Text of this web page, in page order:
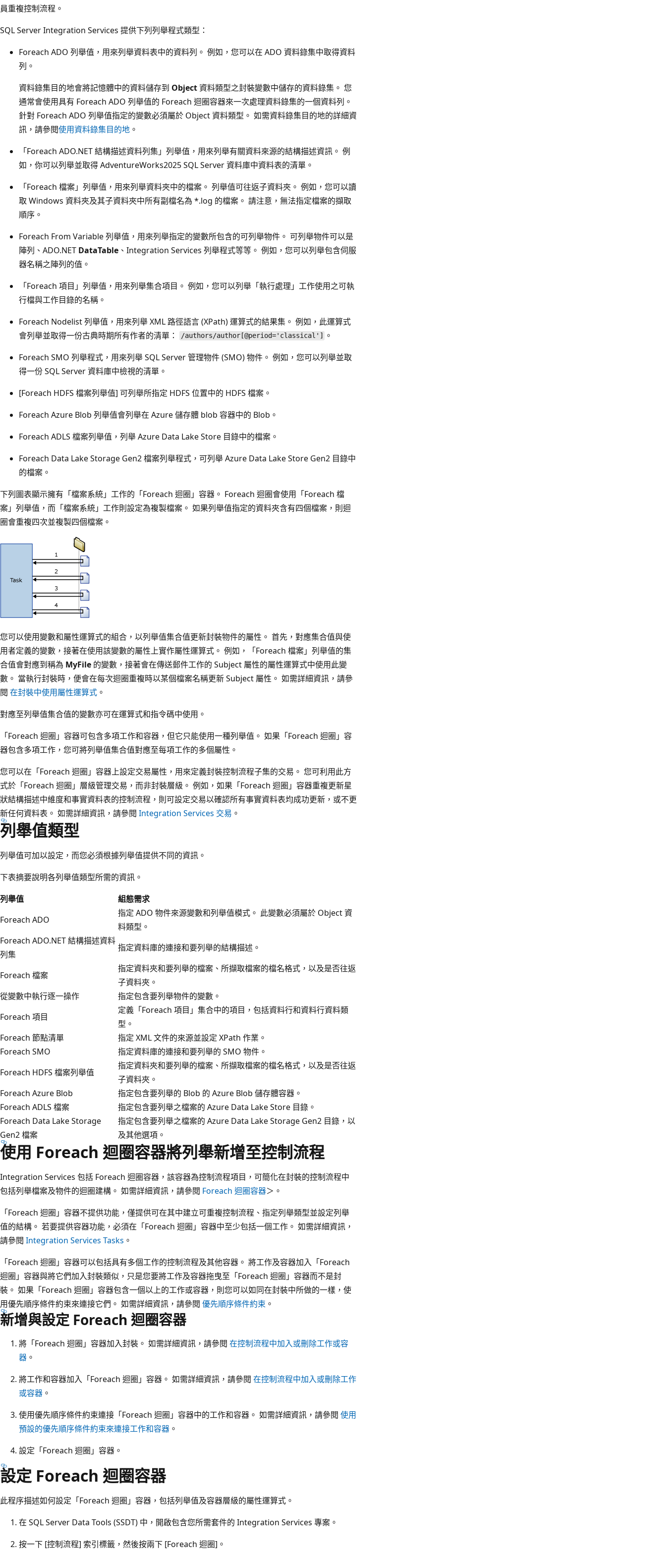
員重複控制流程。
SQL Server Integration Services 提供下列列舉程式類型：
Foreach ADO 列舉值，用來列舉資料表中的資料列。 例如，您可以在 ADO 資料錄集中取得資料
列。
資料錄集目的地會將記憶體中的資料儲存到 Object資料類型之封裝變數中儲存的資料錄集。 您
通常會使用具有 Foreach ADO 列舉值的 Foreach 迴圈容器來一次處理資料錄集的一個資料列。
針對 Foreach ADO 列舉值指定的變數必須屬於 Object 資料類型。 如需資料錄集目的地的詳細資
訊，請參閱使用資料錄集目的地 。
「Foreach ADO.NET 結構描述資料列集」列舉值，用來列舉有關資料來源的結構描述資訊。 例
如，你可以列舉並取得 AdventureWorks2025 SQL Server 資料庫中資料表的清單。
「Foreach 檔案」列舉值，用來列舉資料夾中的檔案。 列舉值可往返子資料夾。 例如，您可以讀
取 Windows 資料夾及其子資料夾中所有副檔名為 *.log 的檔案。 請注意，無法指定檔案的擷取
順序。
Foreach From Variable 列舉值，用來列舉指定的變數所包含的可列舉物件。 可列舉物件可以是
陣列、ADO.NET DataTable 、Integration Services 列舉程式等等。 例如，您可以列舉包含伺服
器名稱之陣列的值。
「Foreach 項目」列舉值，用來列舉集合項目。 例如，您可以列舉「執行處理」工作使用之可執
行檔與工作目錄的名稱。
Foreach Nodelist 列舉值，用來列舉 XML 路徑語言 (XPath) 運算式的結果集。 例如，此運算式
會列舉並取得一份古典時期所有作者的清單：
/authors/author[@period='classical']
。
Foreach SMO 列舉程式，用來列舉 SQL Server 管理物件 (SMO) 物件。 例如，您可以列舉並取
得一份 SQL Server 資料庫中檢視的清單。
[Foreach HDFS 檔案列舉值] 可列舉所指定 HDFS 位置中的 HDFS 檔案。
Foreach Azure Blob 列舉值會列舉在 Azure 儲存體 blob 容器中的 Blob。
Foreach ADLS 檔案列舉值，列舉 Azure Data Lake Store 目錄中的檔案。
Foreach Data Lake Storage Gen2 檔案列舉程式，可列舉 Azure Data Lake Store Gen2 目錄中
的檔案。
下列圖表顯示擁有「檔案系統」工作的「Foreach 迴圈」容器。 Foreach 迴圈會使用「Foreach 檔
案」列舉值，而「檔案系統」工作則設定為複製檔案。 如果列舉值指定的資料夾含有四個檔案，則迴
圈會重複四次並複製四個檔案。
您可以使用變數和屬性運算式的組合，以列舉值集合值更新封裝物件的屬性。 首先，對應集合值與使
用者定義的變數，接著在使用該變數的屬性上實作屬性運算式。 例如，「Foreach 檔案」列舉值的集
合值會對應到稱為 MyFile 的變數，接著會在傳送郵件工作的 Subject 屬性的屬性運算式中使用此變
數。 當執行封裝時，便會在每次迴圈重複時以某個檔案名稱更新 Subject 屬性。 如需詳細資訊，請參
閱 在封裝中使用屬性運算式 。
對應至列舉值集合值的變數亦可在運算式和指令碼中使用。
「Foreach 迴圈」容器可包含多項工作和容器，但它只能使用一種列舉值。 如果「Foreach 迴圈」容
器包含多項工作，您可將列舉值集合值對應至每項工作的多個屬性。
您可以在「Foreach 迴圈」容器上設定交易屬性，用來定義封裝控制流程子集的交易。 您可利用此方
式於「Foreach 迴圈」層級管理交易，而非封裝層級。 例如，如果「Foreach 迴圈」容器重複更新星
狀結構描述中維度和事實資料表的控制流程，則可設定交易以確認所有事實資料表均成功更新，或不更
新任何資料表。 如需詳細資訊，請參閱 Integration Services 交易 。
列舉值類型
列舉值可加以設定，而您必須根據列舉值提供不同的資訊。
下表摘要說明各列舉值類型所需的資訊。
列舉值
組態需求
Foreach ADO
指定 ADO 物件來源變數和列舉值模式。 此變數必須屬於 Object 資
料類型。
Foreach ADO.NET 結構描述資料
列集
指定資料庫的連接和要列舉的結構描述。
Foreach 檔案
指定資料夾和要列舉的檔案、所擷取檔案的檔名格式，以及是否往返
子資料夾。
從變數中執行逐一操作
指定包含要列舉物件的變數。
Foreach 項目
定義「Foreach 項目」集合中的項目，包括資料行和資料行資料類
型。
Foreach 節點清單
指定 XML 文件的來源並設定 XPath 作業。
Foreach SMO
指定資料庫的連接和要列舉的 SMO 物件。
Foreach HDFS 檔案列舉值
指定資料夾和要列舉的檔案、所擷取檔案的檔名格式，以及是否往返
子資料夾。
Foreach Azure Blob
指定包含要列舉的 Blob 的 Azure Blob 儲存體容器。
Foreach ADLS 檔案
指定包含要列舉之檔案的 Azure Data Lake Store 目錄。
Foreach Data Lake Storage
Gen2 檔案
指定包含要列舉之檔案的 Azure Data Lake Storage Gen2 目錄，以
及其他選項。
使用 Foreach 迴圈容器將列舉新增至控制流程
Integration Services 包括 Foreach 迴圈容器，該容器為控制流程項目，可簡化在封裝的控制流程中
包括列舉檔案及物件的迴圈建構。 如需詳細資訊，請參閱 Foreach 迴圈容器＞。
「Foreach 迴圈」容器不提供功能，僅提供可在其中建立可重複控制流程、指定列舉類型並設定列舉
值的結構。 若要提供容器功能，必須在「Foreach 迴圈」容器中至少包括一個工作。 如需詳細資訊，
請參閱 Integration Services Tasks 。
「Foreach 迴圈」容器可以包括具有多個工作的控制流程及其他容器。 將工作及容器加入「Foreach
迴圈」容器與將它們加入封裝類似，只是您要將工作及容器拖曳至「Foreach 迴圈」容器而不是封
裝。 如果「Foreach 迴圈」容器包含一個以上的工作或容器，則您可以如同在封裝中所做的一樣，使
用優先順序條件約束來連接它們。 如需詳細資訊，請參閱 優先順序條件約束 。
新增與設定 Foreach 迴圈容器
將「Foreach 迴圈」容器加入封裝。 如需詳細資訊，請參閱 在控制流程中加入或刪除工作或容
器 。
將工作和容器加入「Foreach 迴圈」容器。 如需詳細資訊，請參閱 在控制流程中加入或刪除工作
或容器 。
使用優先順序條件約束連接「Foreach 迴圈」容器中的工作和容器。 如需詳細資訊，請參閱 使用
預設的優先順序條件約束來連接工作和容器 。
設定「Foreach 迴圈」容器。
設定 Foreach 迴圈容器
此程序描述如何設定「Foreach 迴圈」容器，包括列舉值及容器層級的屬性運算式。
在 SQL Server Data Tools (SSDT) 中，開啟包含您所需套件的 Integration Services 專案。
按一下 [控制流程] 索引標籤，然後按兩下 [Foreach 迴圈]。